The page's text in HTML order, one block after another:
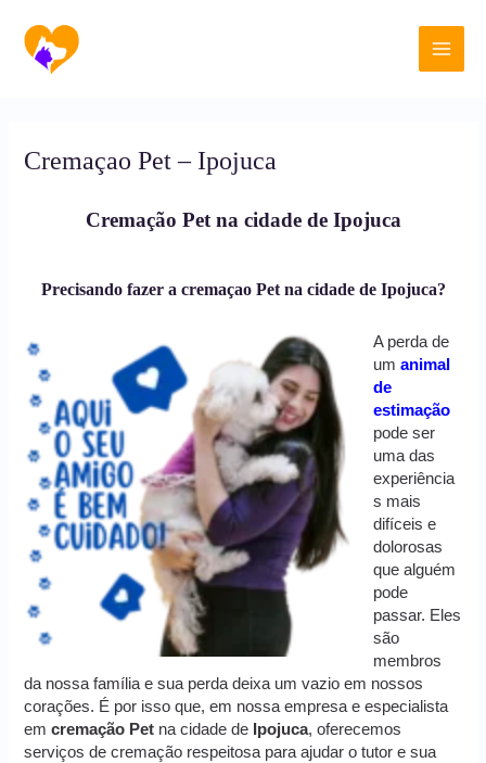
para
conteúdo
Main
Cremaçao Pet – Ipojuca
Cremação Pet na cidade de Ipojuca
Precisando fazer a cremaçao Pet na cidade de Ipojuca?
A perda de
umanimal
de
estimação
pode ser
uma das
experiência
s mais
difíceis e
dolorosas
que alguém
pode
passar. Eles
são
membros
da nossa família e sua perda deixa um vazio em nossos
corações. É por isso que, em nossa empresa e especialista
emcremação Pet na cidade de Ipojuca, oferecemos
serviços de cremação respeitosa para ajudar o tutor e sua